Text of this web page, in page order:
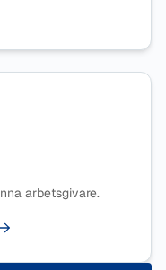
arbetsgivare.